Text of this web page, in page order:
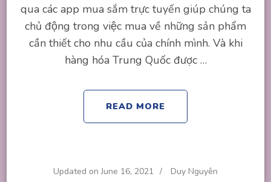
qua các app mua sắm trực tuyến giúp chúng ta
chủ động trong việc mua về những sản phẩm
cần thiết cho nhu cầu của chính mình. Và khi
hàng hóa Trung Quốc được …
READ MORE
Updated onJune 16, 2021 / Duy Nguyên